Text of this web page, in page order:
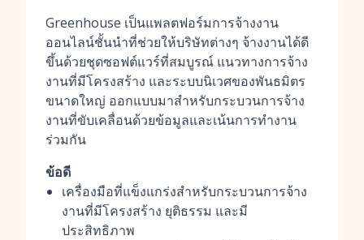
Greenhouse เป็นแพลตฟอร์มการจ้างงาน
ออนไลน์ชั้นนำที่ช่วยให้บริษัทต่างๆ จ้างงานได้ดี
ขึ้นด้วยชุดซอฟต์แวร์ที่สมบูรณ์ แนวทางการจ้าง
งานที่มีโครงสร้าง และระบบนิเวศของพันธมิตร
ขนาดใหญ่ ออกแบบมาสำหรับกระบวนการจ้าง
งานที่ขับเคลื่อนด้วยข้อมูลและเน้นการทำงาน
ร่วมกัน
ข้อดี
เครื่องมือที่แข็งแกร่งสำหรับกระบวนการจ้าง
งานที่มีโครงสร้าง ยุติธรรม และมี
ประสิทธิภาพ